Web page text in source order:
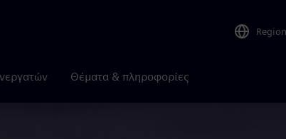
Region
Θέματα & πληροφορίες